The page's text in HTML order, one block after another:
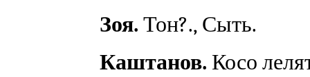
Зоя. Тон?., Сыть.
Каштанов. Косо